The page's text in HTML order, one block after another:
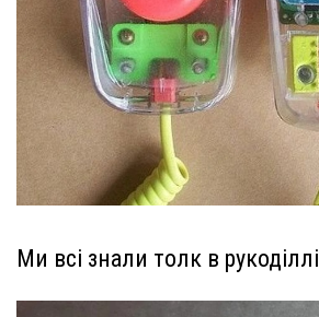
Ми всі знали толк в рукоділлі